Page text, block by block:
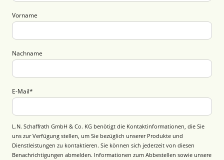
Vorname
Nachname
E-Mail*
L.N. Schaffrath GmbH & Co. KG benötigt die Kontaktinformationen, die Sie
uns zur Verfügung stellen, um Sie bezüglich unserer Produkte und
Dienstleistungen zu kontaktieren. Sie können sich jederzeit von diesen
Benachrichtigungen abmelden. Informationen zum Abbestellen sowie unsere